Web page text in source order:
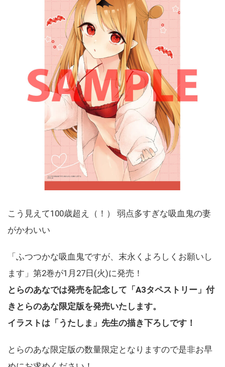
こう見えて100歳超え（！） 弱点多すぎな吸血鬼の妻
がかわいい
「ふつつかな吸血鬼ですが、末永くよろしくお願いし
ます」第2巻が1月27日(火)に発売！
とらのあなでは発売を記念して「A3タペストリー」付
きとらのあな限定版を発売いたします。
イラストは「うたしま」先生の描き下ろしです！
とらのあな限定版の数量限定となりますので是非お早